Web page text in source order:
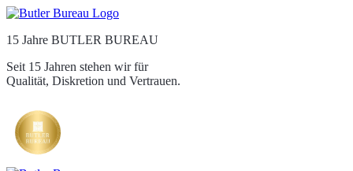
15 Jahre BUTLER BUREAU
Seit 15 Jahren stehen wir für
Qualität, Diskretion und Vertrauen.